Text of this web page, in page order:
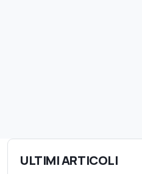
ULTIMI ARTICOLI